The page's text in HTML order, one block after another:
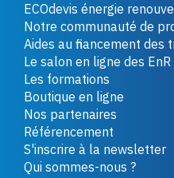
ECOdevis énergie
Notre communauté de
Aides au financement des
Le salon en ligne des EnR
Les formations
Boutique en ligne
Nos partenaires
Référencement
S'inscrire à la newsletter
Qui sommes-nous ?